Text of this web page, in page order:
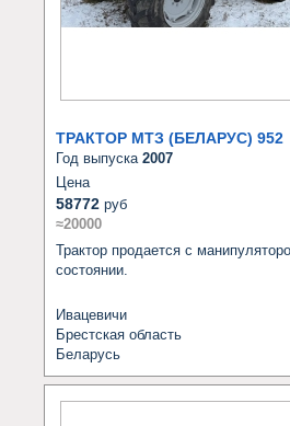
ТРАКТОР МТЗ (БЕЛАРУС) 952
Год выпуска 2007
Цена
58772 руб
≈20000
Трактор продается с
состоянии.
Ивацевичи
Брестская область
Беларусь